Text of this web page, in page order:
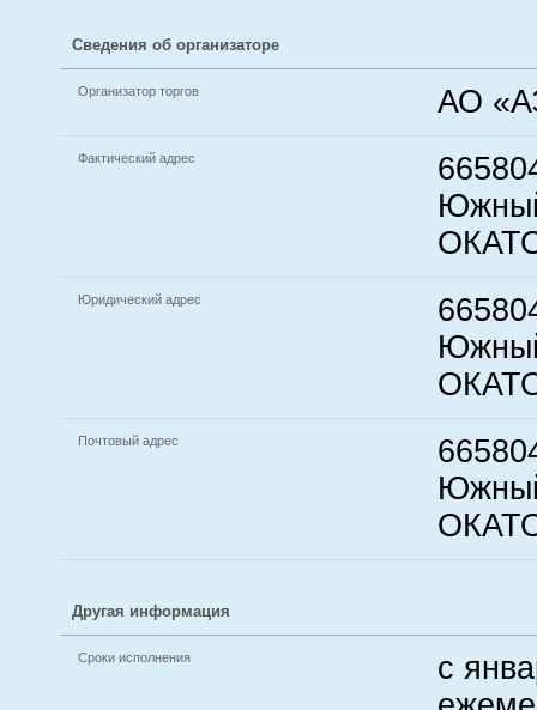
Сведения об организаторе
Организатор торгов АО
Фактический адрес
Юридический адрес
Почтовый адрес
Другая информация
Сроки исполнения
с